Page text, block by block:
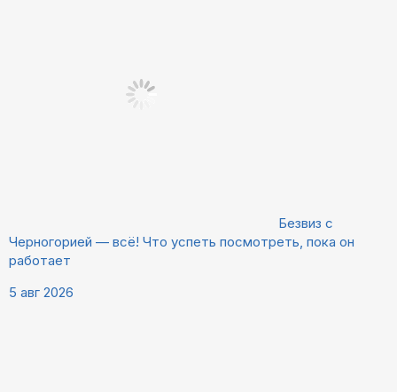
Безвиз с
Черногорией — всё! Что успеть посмотреть, пока он
работает
5 авг 2026